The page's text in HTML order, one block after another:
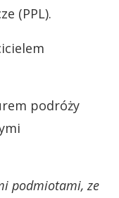
(PPL).
podróży
podmiotami, ze